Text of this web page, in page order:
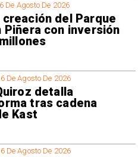
6 De Agosto De 2026
del Parque
Piñera con inversión
6 De Agosto De 2026
detalla
tras cadena
Kast
6 De Agosto De 2026